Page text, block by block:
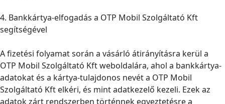
4. Bankkártya-elfogadás a OTP Mobil Szolgáltató Kft
segítségével
A fizetési folyamat során a vásárló átirányításra kerül a
OTP Mobil Szolgáltató Kft weboldalára, ahol a bankkártya-
adatokat és a kártya-tulajdonos nevét a OTP Mobil
Szolgáltató Kft elkéri, és mint adatkezelő kezeli. Ezek az
adatok zárt rendszerben történnek egyeztetésre a